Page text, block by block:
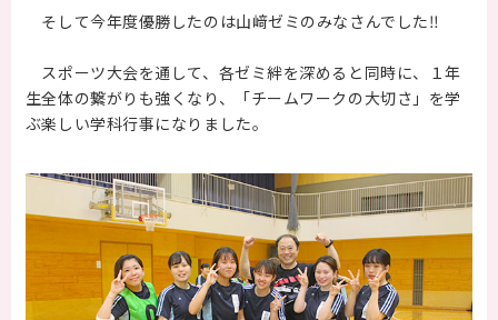
企業の方へ
地域・一般の方へ
そして今年度優勝したのは山﨑ゼミのみなさんでした‼
スポーツ大会を通して、各ゼミ絆を深めると同時に、１年
生全体の繋がりも強くなり、「チームワークの大切さ」を学
ぶ楽しい学科行事になりました。